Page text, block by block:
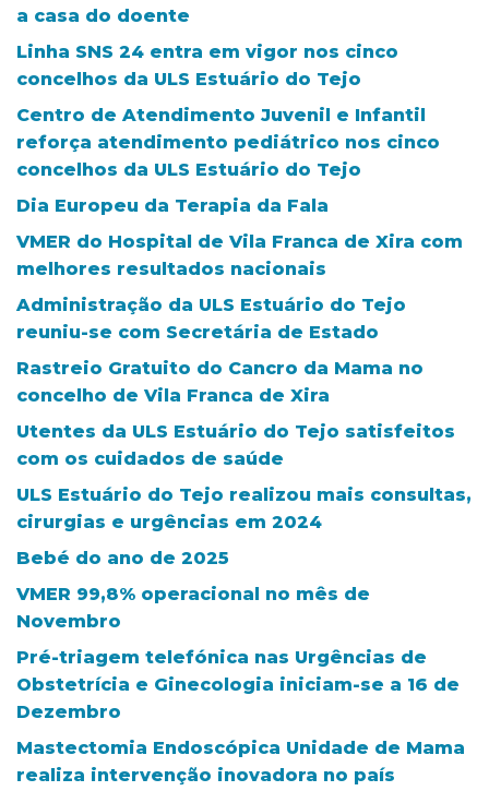
a casa do doente
Linha SNS 24 entra em vigor nos cinco
concelhos da ULS Estuário do Tejo
Centro de Atendimento Juvenil e Infantil
reforça atendimento pediátrico nos cinco
concelhos da ULS Estuário do Tejo
Dia Europeu da Terapia da Fala
VMER do Hospital de Vila Franca de Xira com
melhores resultados nacionais
Administração da ULS Estuário do Tejo
reuniu-se com Secretária de Estado
Rastreio Gratuito do Cancro da Mama no
concelho de Vila Franca de Xira
Utentes da ULS Estuário do Tejo satisfeitos
com os cuidados de saúde
ULS Estuário do Tejo realizou mais consultas,
cirurgias e urgências em 2024
Bebé do ano de 2025
VMER 99,8% operacional no mês de
Novembro
Pré-triagem telefónica nas Urgências de
Obstetrícia e Ginecologia iniciam-se a 16 de
Dezembro
Mastectomia Endoscópica Unidade de Mama
realiza intervenção inovadora no país